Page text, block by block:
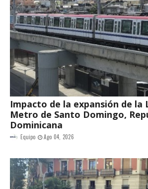
Impacto de la expansión de la
Metro de Santo Domingo,
Dominicana
Equipo Ago 04, 2026